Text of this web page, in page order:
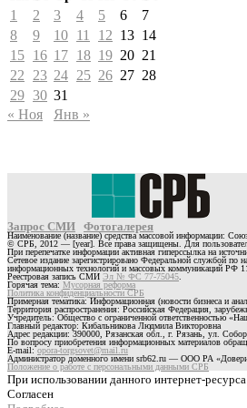
1
2 3 4 5 6
7
8
9 10 11 12 13 14
15 16 17 18 19 20 21
22
23 24 25 26 27 28
29 30 31
« Ноя
Янв »
Запрос СМИ Фотогалерея
Наименование (название) средства массовой информации:
© СРБ, 2012 — [year]. Все права защищены. Для
При перепечатке информации активная гиперссылка на
Сетевое издание зарегистрировано Федеральной службой по
информационных технологий и массовых коммуникаций РФ
Реестровая запись СМИ Эл № ФС 77-75045
Горячая тема: Мусорная реформа
Политика конфиденциальности СРБ
Примерная тематика: Информационная (новости бизнеса и
Территория распространения: Российская Федерация,
Учредитель: Общество с ограниченной ответственностью
Главный редактор: Кибальникова Людмила Викторовна
Адрес редакции: 390000, Рязанская обл., г. Рязань, ул.
По вопросу приобретения информационных материалов
E-mail:opora-torgsovet@mail.ru
Администратор доменного имени srb62.ru — ООО РА
Положение о работе с персональными данными СРБ
При использовании данного интернет-
Согласен